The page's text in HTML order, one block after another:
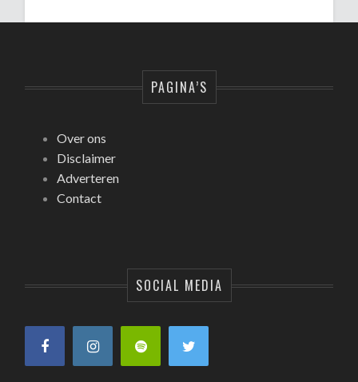
PAGINA’S
Over ons
Disclaimer
Adverteren
Contact
SOCIAL MEDIA